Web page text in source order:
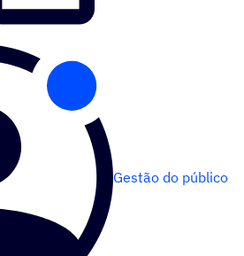
Gestão do público